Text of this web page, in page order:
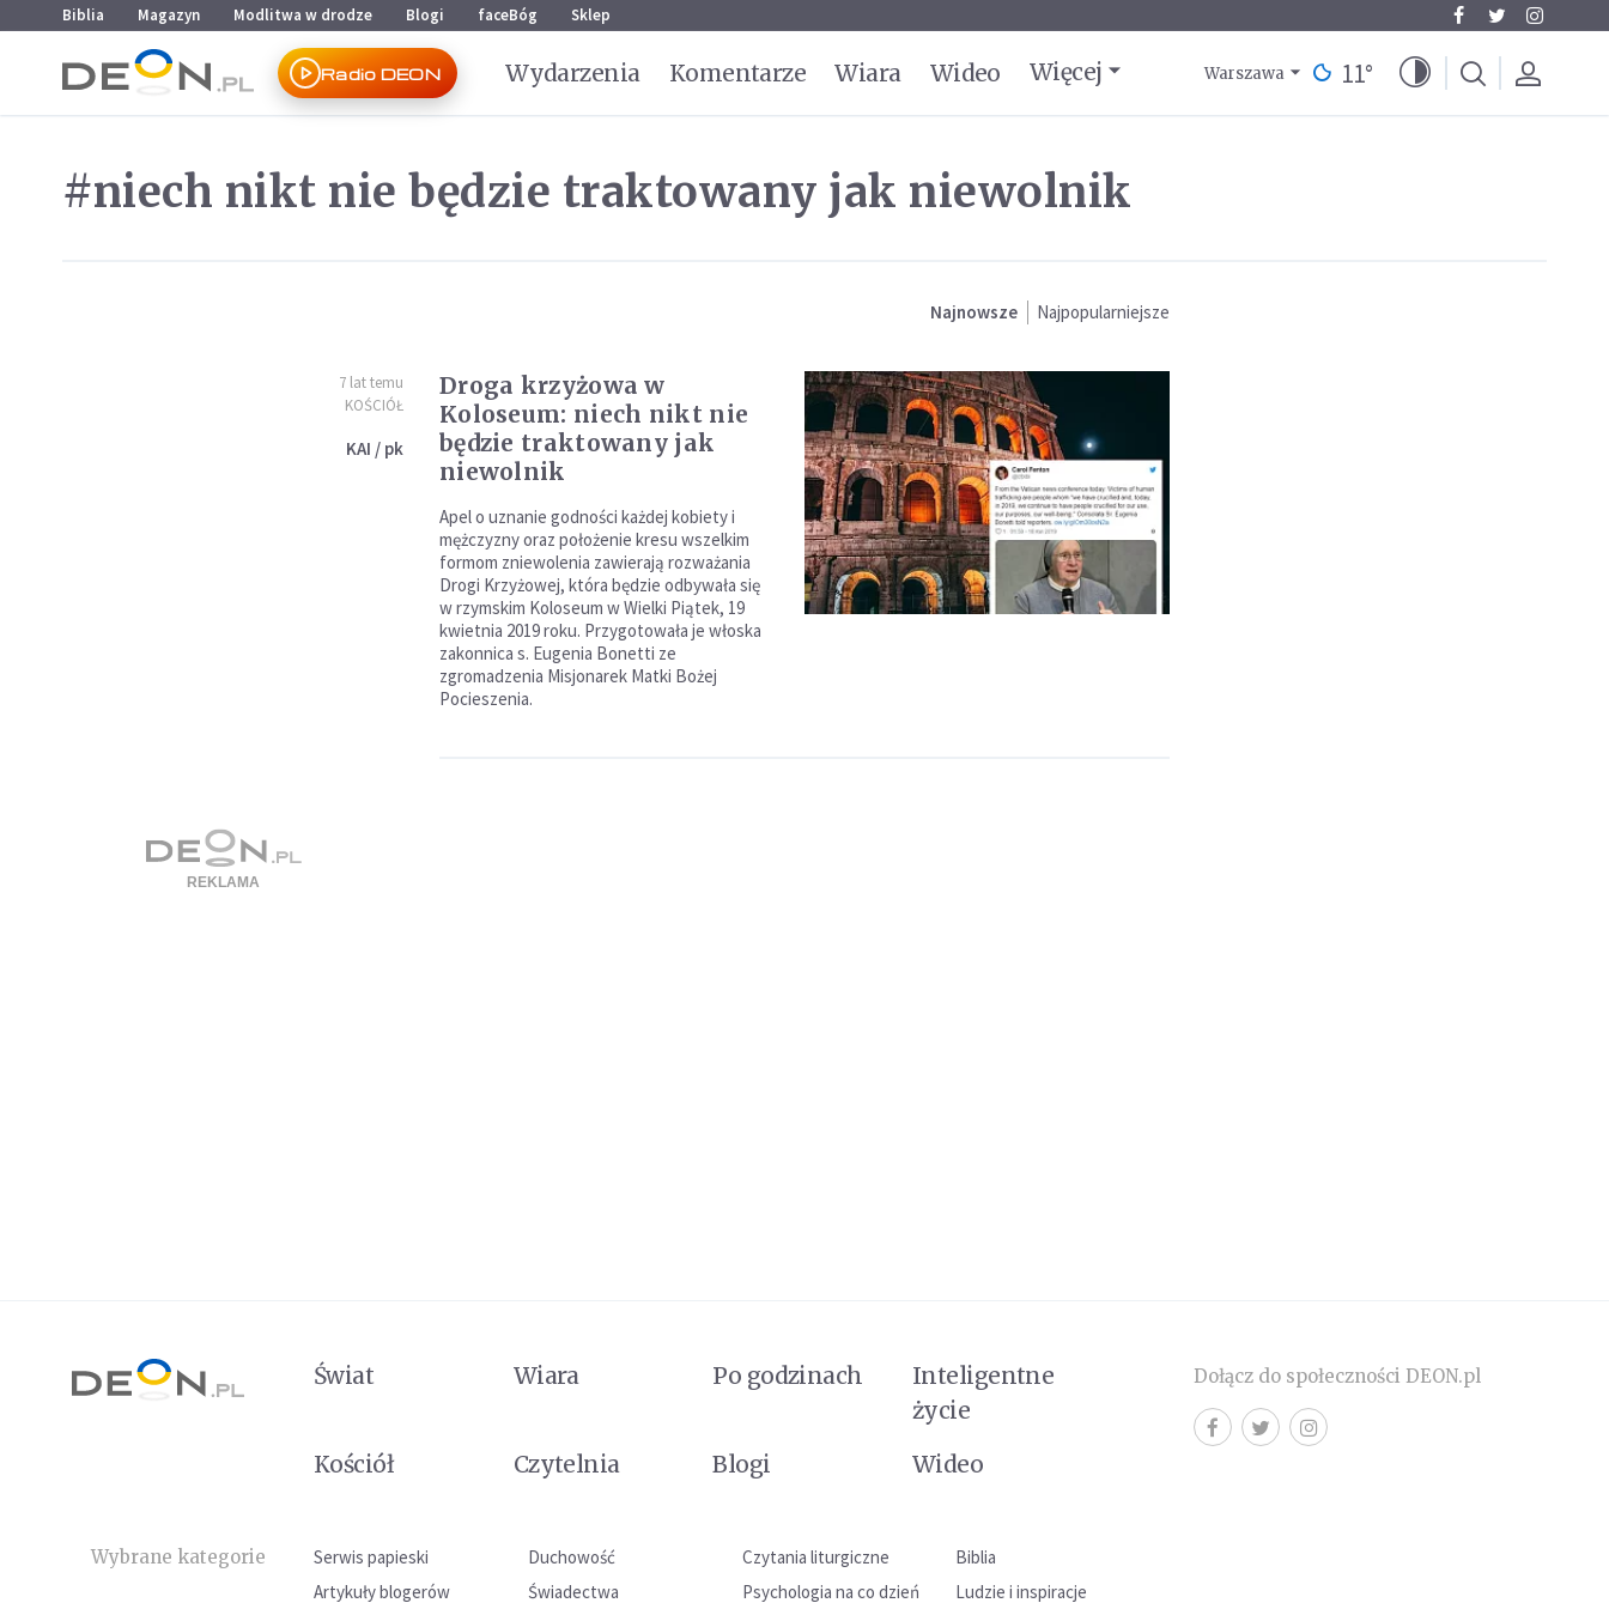
Przejdź do menu głównego
Przejdź do treści
Biblia Magazyn Modlitwa w drodze Blogi faceBóg Sklep
Radio DEON Wydarzenia Komentarze Wiara Wideo Więcej Warszawa 11°
#niech nikt nie będzie traktowany jak niewolnik
Najnowsze Najpopularniejsze
7 lat temu
KOŚCIÓŁ
KAI / pk
Droga krzyżowa w
Koloseum: niech nikt nie
będzie traktowany jak
niewolnik
Apel o uznanie godności każdej kobiety i
mężczyzny oraz położenie kresu wszelkim
formom zniewolenia zawierają rozważania
Drogi Krzyżowej, która będzie odbywała się
w rzymskim Koloseum w Wielki Piątek, 19
kwietnia 2019 roku. Przygotowała je włoska
zakonnica s. Eugenia Bonetti ze
zgromadzenia Misjonarek Matki Bożej
Pocieszenia.
Świat Wiara Po godzinach
Inteligentne
życie
Kościół
Czytelnia Blogi Wideo
Wybrane kategorie Serwis papieski Duchowość Czytania liturgiczne
Biblia
Artykuły blogerów
Świadectwa Psychologia na co dzień Ludzie i inspiracje
Dołącz do społeczności DEON.pl